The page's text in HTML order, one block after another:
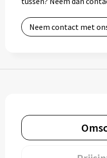
Bidons
Drinkbekers
Mokken & kopjes
Neem contact met